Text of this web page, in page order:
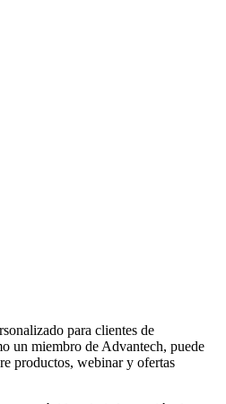
para clientes de
un miembro de Advantech, puede
productos, webinar y ofertas